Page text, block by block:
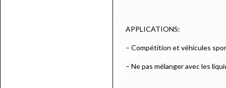
APPLICATIONS:
– Compétition et véhicules
– Ne pas mélanger avec les